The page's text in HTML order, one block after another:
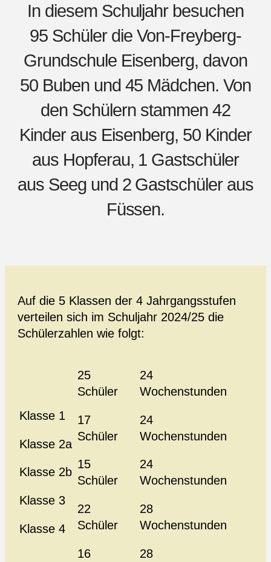
In diesem Schuljahr besuchen
95 Schüler die Von-Freyberg-
Grundschule Eisenberg, davon
50 Buben und 45 Mädchen. Von
den Schülern stammen 42
Kinder aus Eisenberg, 50 Kinder
aus Hopferau, 1 Gastschüler
aus Seeg und 2 Gastschüler aus
Füssen.
Auf die 5 Klassen der 4 Jahrgangsstufen
verteilen sich im Schuljahr 2024/25 die
Schülerzahlen wie folgt:
Klasse 1
Klasse 2a
Klasse 2b
Klasse 3
Klasse 4
25
Schüler
17
Schüler
15
Schüler
22
Schüler
16
24
Wochenstunden
24
Wochenstunden
24
Wochenstunden
28
Wochenstunden
28